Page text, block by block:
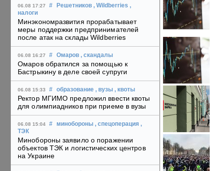
06.08 17:27 # Решетников , Wildberries ,
налоги
Минэкономразвития прорабатывает
меры поддержки предпринимателей
после атак на склады Wildberries
06.08 16:27 # Омаров , скандалы
Омаров обратился за помощью к
Бастрыкину в деле своей супруги
06.08 15:33 # образование , вузы , квоты
Ректор МГИМО предложил ввести квоты
для олимпиадников при приеме в вузы
06.08 15:04 # минобороны , спецоперация ,
ТЭК
Минобороны заявило о поражении
объектов ТЭК и логистических центров
на Украине